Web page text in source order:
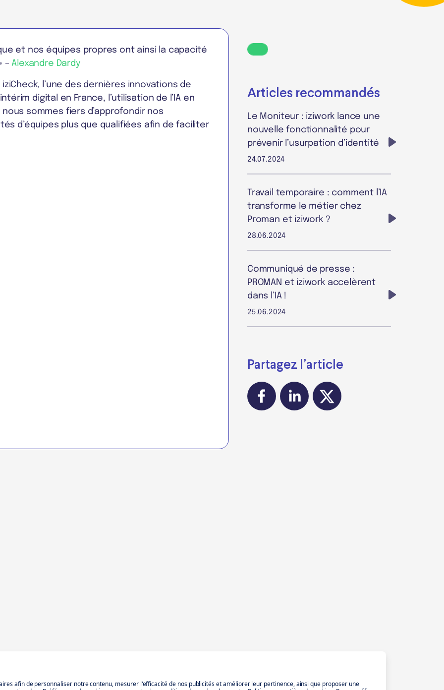
et nos équipes propres ont ainsi la capacité
–Alexandre Dardy
l’une des dernières innovations de
digital en France, l’utilisation de l’IA en
sommes fiers d’approfondir nos
d’équipes plus que qualifiées afin de faciliter
Articles recommandés
Le Moniteur : iziwork lance une
nouvelle fonctionnalité pour
prévenir l’usurpation d’identité
24.07.2024
Travail temporaire : comment l’IA
transforme le métier chez
Proman et iziwork ?
28.06.2024
Communiqué de presse :
PROMAN et iziwork accelèrent
dans l’IA !
25.06.2024
Partagez l’article
afin de personnaliser notre contenu, mesurer l'efficacité de nos publicités et améliorer leur pertinence, ainsi que proposer une